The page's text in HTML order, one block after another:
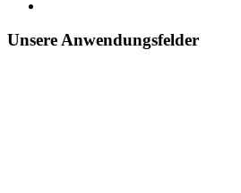
Unsere Anwendungsfelder